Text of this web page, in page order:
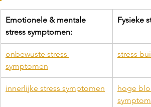
Emotionele & mentale
stress symptomen:
Fysieke
onbewuste stress
symptomen
stress
innerlijke stress symptomen
hoge